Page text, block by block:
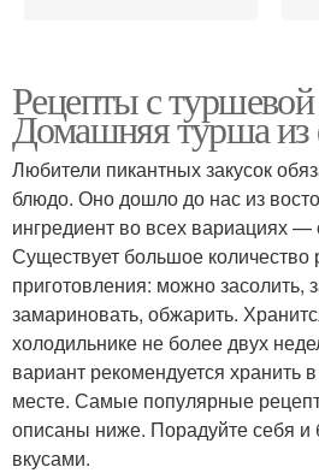
Фасоли с мясом
Фасоли на сковороде
Фасоль с грибами
Рецепты с
Домашняя турша из
Любители пикантных закусок
блюдо. Оно дошло до нас из
ингредиент во всех вариациях —
Существует большое количество
приготовления: можно засолить,
замариновать, обжарить.
холодильнике не более двух
вариант рекомендуется хранить
месте. Самые популярные
описаны ниже. Порадуйте себя и
вкусами.